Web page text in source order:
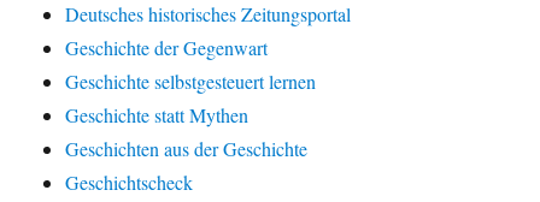
Deutsches historisches Zeitungsportal
Geschichte der Gegenwart
Geschichte selbstgesteuert lernen
Geschichte statt Mythen
Geschichten aus der Geschichte
Geschichtscheck